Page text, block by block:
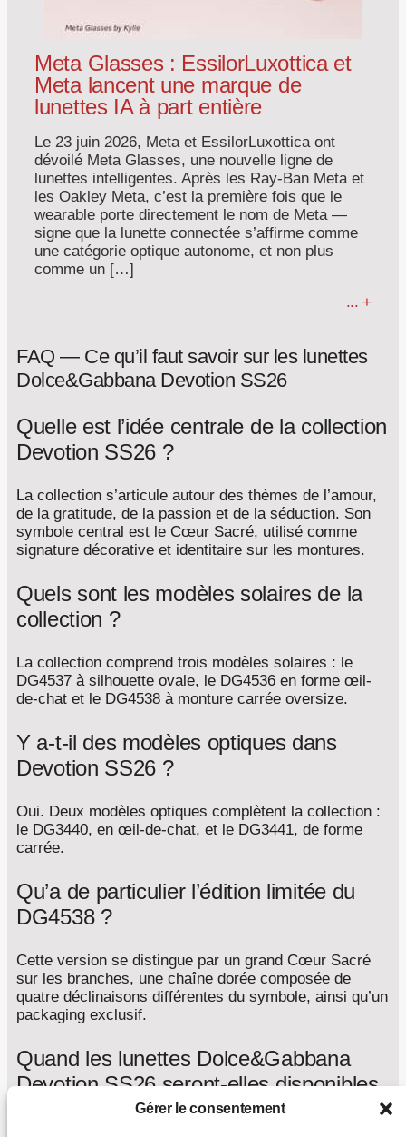
Gérer le consentement
Meta Glasses : EssilorLuxottica et
Meta lancent une marque de
lunettes IA à part entière
Le 23 juin 2026, Meta et EssilorLuxottica ont
dévoilé Meta Glasses, une nouvelle ligne de
lunettes intelligentes. Après les Ray-Ban Meta et
les Oakley Meta, c’est la première fois que le
wearable porte directement le nom de Meta —
signe que la lunette connectée s’affirme comme
une catégorie optique autonome, et non plus
comme un […]
... +
FAQ — Ce qu’il faut savoir sur les lunettes
Dolce&Gabbana Devotion SS26
Quelle est l’idée centrale de la collection
Devotion SS26 ?
La collection s’articule autour des thèmes de l’amour,
de la gratitude, de la passion et de la séduction. Son
symbole central est le Cœur Sacré, utilisé comme
signature décorative et identitaire sur les montures.
Quels sont les modèles solaires de la
collection ?
La collection comprend trois modèles solaires : le
DG4537 à silhouette ovale, le DG4536 en forme œil-
de-chat et le DG4538 à monture carrée oversize.
Y a-t-il des modèles optiques dans
Devotion SS26 ?
Oui. Deux modèles optiques complètent la collection :
le DG3440, en œil-de-chat, et le DG3441, de forme
carrée.
Qu’a de particulier l’édition limitée du
DG4538 ?
Cette version se distingue par un grand Cœur Sacré
sur les branches, une chaîne dorée composée de
quatre déclinaisons différentes du symbole, ainsi qu’un
packaging exclusif.
Quand les lunettes Dolce&Gabbana
Devotion SS26 seront-elles disponibles